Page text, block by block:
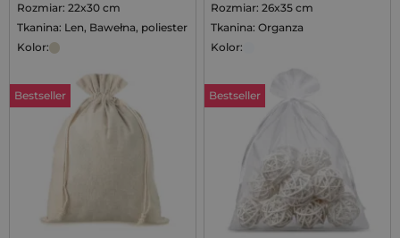
Rozmiar: 22x30 cm
Tkanina: Len, Bawełna, poliester
Kolor:
Bestseller
Rozmiar: 26x35 cm
Tkanina: Organza
Kolor:
Bestseller